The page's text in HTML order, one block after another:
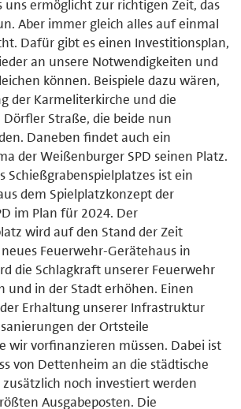
uns ermöglicht zur richtigen Zeit, das
Aber immer gleich alles auf einmal
Dafür gibt es einen Investitionsplan,
an unsere Notwendigkeiten und
können. Beispiele dazu wären,
der Karmeliterkirche und die
Dörfler Straße, die beide nun
Daneben findet auch ein
der Weißenburger SPD seinen Platz.
Schießgrabenspielplatzes ist ein
dem Spielplatzkonzept der
im Plan für 2024. Der
wird auf den Stand der Zeit
Feuerwehr-Gerätehaus in
die Schlagkraft unserer Feuerwehr
und in der Stadt erhöhen. Einen
Erhaltung unserer Infrastruktur
der Ortsteile
wir vorfinanzieren müssen. Dabei ist
von Dettenheim an die städtische
noch investiert werden
Ausgabeposten. Die